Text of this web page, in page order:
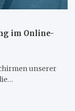
im Online-
unserer